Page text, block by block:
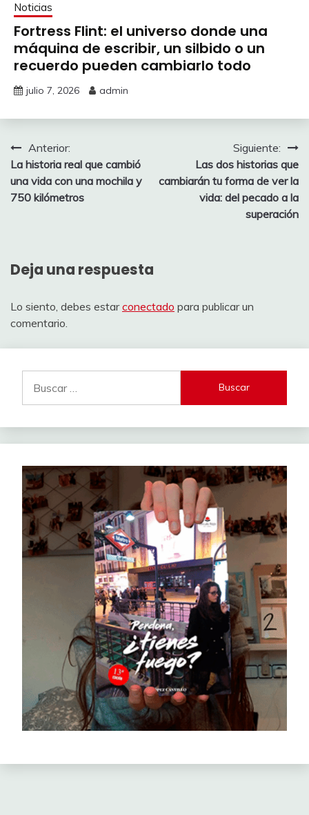
Noticias
Fortress Flint: el universo donde una
máquina de escribir, un silbido o un
recuerdo pueden cambiarlo todo
julio 7, 2026 admin
Navegación
de
entradas
Anterior:
La historia real que cambió
una vida con una mochila y
750 kilómetros
Siguiente:
Las dos historias que
cambiarán tu forma de ver la
vida: del pecado a la
superación
Deja una respuesta
Lo siento, debes estarconectado para publicar un
comentario.